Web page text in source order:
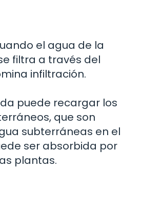
el agua de la
filtra a través del
infiltración.
puede recargar los
que son
subterráneas en el
ser absorbida por
plantas.